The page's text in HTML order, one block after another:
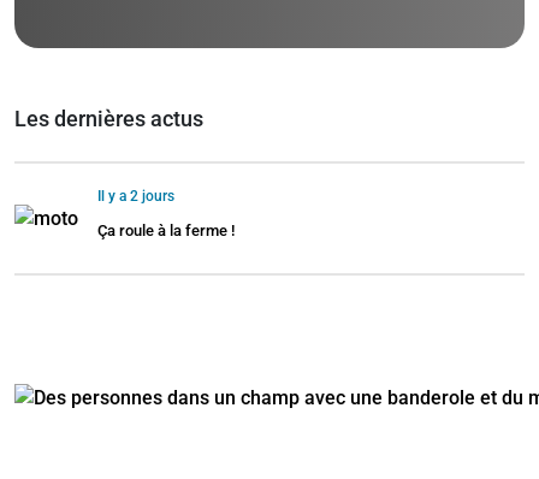
Les dernières actus
Il y a 2 jours
Ça roule à la ferme !